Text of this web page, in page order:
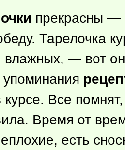
прекрасны —
Тарелочка
влажных, — вот
упоминания
Все
Время от
есть